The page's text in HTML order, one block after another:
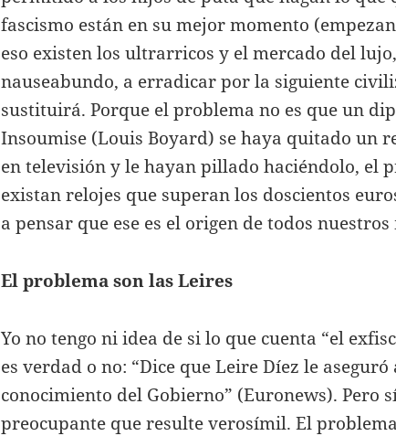
fascismo están en su mejor momento
eso existen los ultrarricos y el mercado del
nauseabundo, a erradicar por la siguiente
sustituirá. Porque el problema no es que un
Insoumise (Louis Boyard) se haya quitado un
en televisión y le hayan pillado haciéndolo, el
existan relojes que superan los doscientos
a pensar que ese es el origen de todos
El problema son las Leires
Yo no tengo ni idea de si lo que cuenta “el
es verdad o no: “Dice que Leire Díez le
conocimiento del Gobierno” (Euronews). Pero
preocupante que resulte verosímil. El